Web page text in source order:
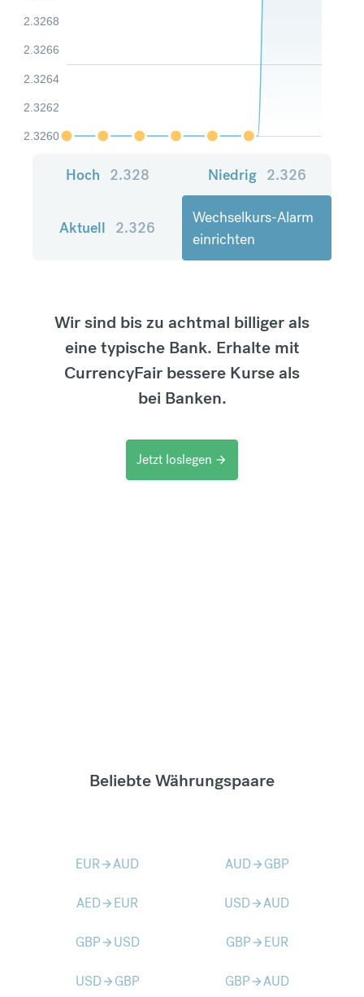
2.3260
2.3262
2.3264
2.3266
2.3268
Hoch 2.328 Niedrig 2.326
Aktuell 2.326
Wechselkurs-Alarm
einrichten
Wir sind bis zu achtmal billiger als
eine typische Bank. Erhalte mit
CurrencyFair bessere Kurse als
bei Banken.
Jetzt loslegen arrow_forward
Beliebte Währungspaare
EURarrow_forwardAUD AUDarrow_forward GBP
AEDarrow_forward EUR USDarrow_forwardAUD
GBParrow_forward USD GBParrow_forward EUR
USDarrow_forward GBP GBParrow_forwardAUD